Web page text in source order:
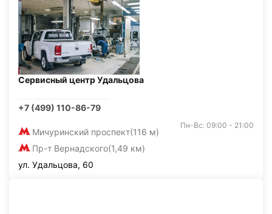
Сервисный центр Удальцова
+7 (499) 110-86-79
Мичуринский проспект(116 м)
Пр-т Вернадского(1,49 км)
Пн-Вс: 09:00 - 21:00
ул. Удальцова, 60